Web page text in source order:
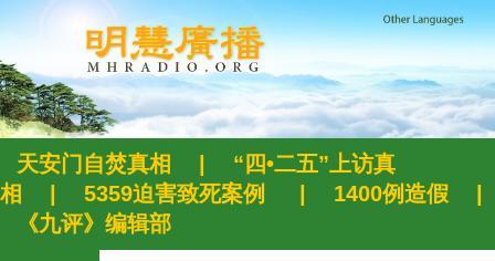
天安门自焚真相
“四•二五”上访真
相
5359迫害致死案例 1400例造假
《九评》编辑部